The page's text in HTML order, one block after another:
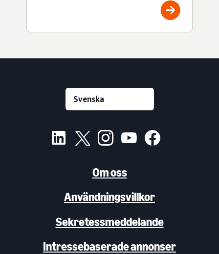
Om oss
Användningsvillkor
Sekretessmeddelande
Intressebaserade annonser